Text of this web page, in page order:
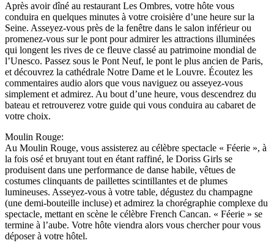
Après avoir dîné au restaurant Les Ombres, votre hôte vous
conduira en quelques minutes à votre croisière d’une heure sur la
Seine. Asseyez-vous près de la fenêtre dans le salon inférieur ou
promenez-vous sur le pont pour admirer les attractions illuminées
qui longent les rives de ce fleuve classé au patrimoine mondial de
l’Unesco. Passez sous le Pont Neuf, le pont le plus ancien de Paris,
et découvrez la cathédrale Notre Dame et le Louvre. Écoutez les
commentaires audio alors que vous naviguez ou asseyez-vous
simplement et admirez. Au bout d’une heure, vous descendrez du
bateau et retrouverez votre guide qui vous conduira au cabaret de
votre choix.
Moulin Rouge:
Au Moulin Rouge, vous assisterez au célèbre spectacle « Féerie », à
la fois osé et bruyant tout en étant raffiné, le Doriss Girls se
produisent dans une performance de danse habile, vêtues de
costumes clinquants de paillettes scintillantes et de plumes
lumineuses. Asseyez-vous à votre table, dégustez du champagne
(une demi-bouteille incluse) et admirez la chorégraphie complexe du
spectacle, mettant en scène le célèbre French Cancan. « Féerie » se
termine à l’aube. Votre hôte viendra alors vous chercher pour vous
déposer à votre hôtel.